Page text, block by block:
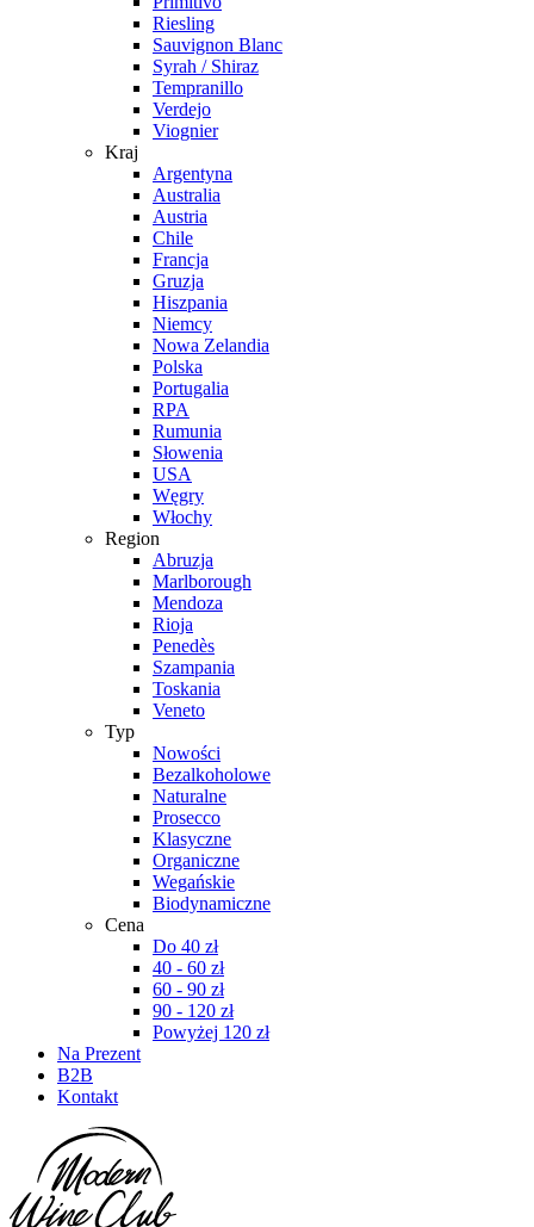
Riesling
Sauvignon Blanc
Syrah / Shiraz
Tempranillo
Verdejo
Viognier
Kraj
Argentyna
Australia
Austria
Chile
Francja
Gruzja
Hiszpania
Niemcy
Nowa Zelandia
Polska
Portugalia
RPA
Rumunia
Słowenia
USA
Węgry
Włochy
Region
Abruzja
Marlborough
Mendoza
Rioja
Penedès
Szampania
Toskania
Veneto
Typ
Nowości
Bezalkoholowe
Naturalne
Prosecco
Klasyczne
Organiczne
Wegańskie
Biodynamiczne
Cena
Do 40 zł
40 - 60 zł
60 - 90 zł
90 - 120 zł
Powyżej 120 zł
Na Prezent
B2B
Kontakt